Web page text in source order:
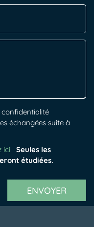
confidentialité
échangées suite à
ici
Seules les
étudiées.
ENVOYER